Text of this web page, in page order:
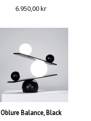
6.950,00kr
Oblure Balance, Black